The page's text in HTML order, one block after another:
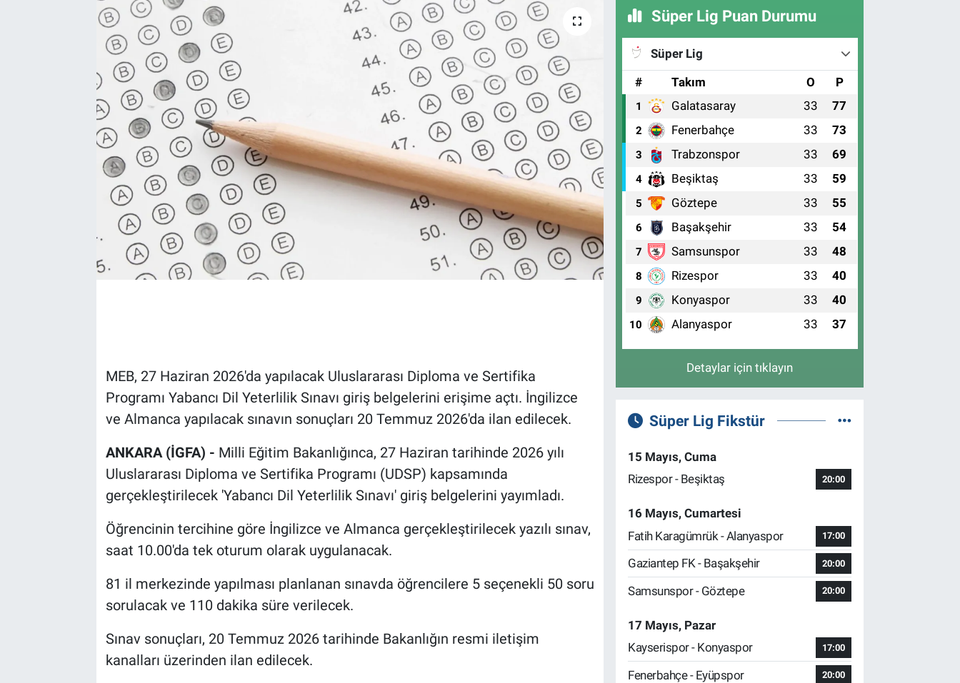
MEB, 27 Haziran 2026'da yapılacak Uluslararası Diploma ve Sertifika
Programı Yabancı Dil Yeterlilik Sınavı giriş belgelerini erişime açtı. İngilizce
ve Almanca yapılacak sınavın sonuçları 20 Temmuz 2026'da ilan edilecek.
ANKARA (İGFA) - Milli Eğitim Bakanlığınca, 27 Haziran tarihinde 2026 yılı
Uluslararası Diploma ve Sertifika Programı (UDSP) kapsamında
gerçekleştirilecek 'Yabancı Dil Yeterlilik Sınavı' giriş belgelerini yayımladı.
Öğrencinin tercihine göre İngilizce ve Almanca gerçekleştirilecek yazılı sınav,
saat 10.00'da tek oturum olarak uygulanacak.
81 il merkezinde yapılması planlanan sınavda öğrencilere 5 seçenekli 50 soru
sorulacak ve 110 dakika süre verilecek.
Sınav sonuçları, 20 Temmuz 2026 tarihinde Bakanlığın resmi iletişim
kanalları üzerinden ilan edilecek.
Süper Lig Puan Durumu
Süper Lig
#
Takım O P
1 Galatasaray 33 77
2 Fenerbahçe 33 73
3 Trabzonspor 33 69
4 Beşiktaş 33 59
5 Göztepe 33 55
6 Başakşehir 33 54
7 Samsunspor 33 48
8 Rizespor 33 40
9 Konyaspor 33 40
10 Alanyaspor 33 37
Detaylar için tıklayın
Süper Lig Fikstür
15 Mayıs, Cuma
Rizespor - Beşiktaş
20:00
16 Mayıs, Cumartesi
Fatih Karagümrük - Alanyaspor
17:00
Gaziantep FK - Başakşehir 20:00
Samsunspor - Göztepe 20:00
17 Mayıs, Pazar
Kayserispor - Konyaspor
17:00
Fenerbahçe - Eyüpspor 20:00